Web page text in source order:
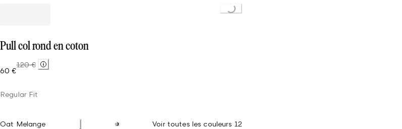
Loading...
Pull col rond en coton
60 €
120 €
Regular Fit
Oat Melange Voir toutes les couleurs 12